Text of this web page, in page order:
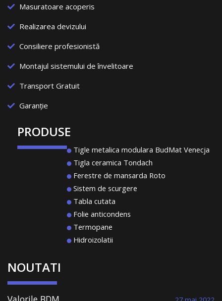
Masuratoare acoperis
Realizarea devizului
Consiliere profesionistă
Montajul sistemului de învelitoare
Transport Gratuit
Garanție
PRODUSE
Tigle metalica modulara BudMat Venecja
Tigla ceramica Tondach
Ferestre de mansarda Roto
Sistem de scurgere
Tabla cutata
Folie anticondens
Termopane
Hidroizolatii
NOUTATI